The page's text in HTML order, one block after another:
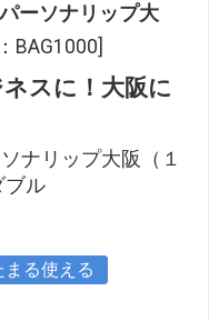
ーソナリップ大
BAG1000]
スに！大阪に
ナリップ大阪（１
ブル
る使える